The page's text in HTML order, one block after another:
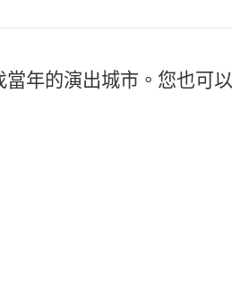
當年的演出城市。您也可以